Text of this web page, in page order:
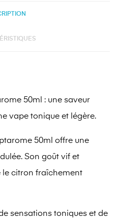
50ml : une saveur
vape tonique et légère.
50ml offre une
Son goût vif et
le citron fraîchement
sensations toniques et de